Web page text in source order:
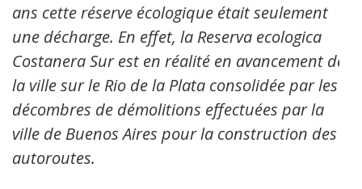
ans cette réserve écologique était seulement
une décharge. En effet, la Reserva ecologica
Costanera Sur est en réalité en avancement de
la ville sur le Rio de la Plata consolidée par les
décombres de démolitions effectuées par la
ville de Buenos Aires pour la construction des
autoroutes.